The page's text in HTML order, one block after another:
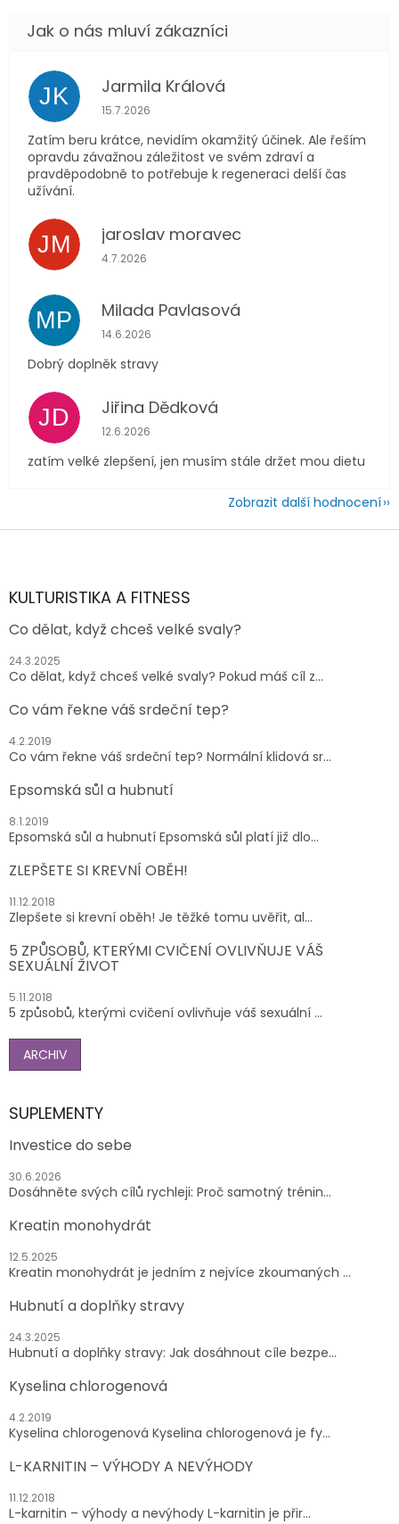
JK Jarmila Králová
Hodnocení obchodu je 5 z 5 hvězdiček.
15.7.2026
Zatím beru krátce, nevidím okamžitý účinek. Ale řeším
opravdu závažnou záležitost ve svém zdraví a
pravděpodobně to potřebuje k regeneraci delší čas
užívání.
JM jaroslav moravec
Hodnocení obchodu je 5 z 5 hvězdiček.
4.7.2026
MP Milada Pavlasová
Hodnocení obchodu je 5 z 5 hvězdiček.
14.6.2026
Dobrý doplněk stravy
JD Jiřina Dědková
Hodnocení obchodu je 4 z 5 hvězdiček.
12.6.2026
zatím velké zlepšení, jen musím stále držet mou dietu
Zobrazit další hodnocení
Z
aKULTURISTIKA A FITNESS
Co dělat, když chceš velké svaly?
24.3.2025
Co dělat, když chceš velké svaly? Pokud máš cíl z...
Co vám řekne váš srdeční tep?
4.2.2019
Co vám řekne váš srdeční tep? Normální klidová sr...
Epsomská sůl a hubnutí
8.1.2019
Epsomská sůl a hubnutí Epsomská sůl platí již dlo...
ZLEPŠETE SI KREVNÍ OBĚH!
11.12.2018
Zlepšete si krevní oběh! Je těžké tomu uvěřit, al...
5 ZPŮSOBŮ, KTERÝMI CVIČENÍ OVLIVŇUJE VÁŠ
SEXUÁLNÍ ŽIVOT
5.11.2018
5 způsobů, kterými cvičení ovlivňuje váš sexuální ...
ARCHIV
SUPLEMENTY
Investice do sebe
30.6.2026
Dosáhněte svých cílů rychleji: Proč samotný trénin...
Kreatin monohydrát
12.5.2025
Kreatin monohydrát je jedním z nejvíce zkoumaných ...
Hubnutí a doplňky stravy
24.3.2025
Hubnutí a doplňky stravy: Jak dosáhnout cíle bezpe...
Kyselina chlorogenová
4.2.2019
Kyselina chlorogenová Kyselina chlorogenová je fy...
L-KARNITIN – VÝHODY A NEVÝHODY
11.12.2018
L-karnitin – výhody a nevýhody L-karnitin je přir...